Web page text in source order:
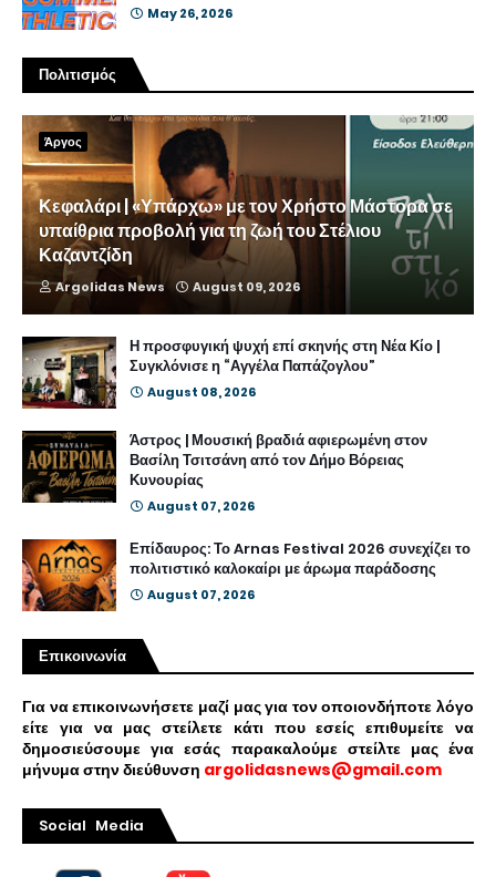
May 26, 2026
Πολιτισμός
Άργος
Κεφαλάρι | «Υπάρχω» με τον Χρήστο Μάστορα σε
υπαίθρια προβολή για τη ζωή του Στέλιου
Καζαντζίδη
Argolidas News August 09, 2026
Η προσφυγική ψυχή επί σκηνής στη Νέα Κίο |
Συγκλόνισε η “Αγγέλα Παπάζογλου”
August 08, 2026
Άστρος | Μουσική βραδιά αφιερωμένη στον
Βασίλη Τσιτσάνη από τον Δήμο Βόρειας
Κυνουρίας
August 07, 2026
Επίδαυρος: Το Arnas Festival 2026 συνεχίζει το
πολιτιστικό καλοκαίρι με άρωμα παράδοσης
August 07, 2026
Επικοινωνία
Για να επικοινωνήσετε μαζί μας για τον οποιονδήποτε λόγο
είτε για να μας στείλετε κάτι που εσείς επιθυμείτε να
δημοσιεύσουμε για εσάς παρακαλούμε στείλτε μας ένα
μήνυμα στην διεύθυνση argolidasnews@gmail.com
Social Media